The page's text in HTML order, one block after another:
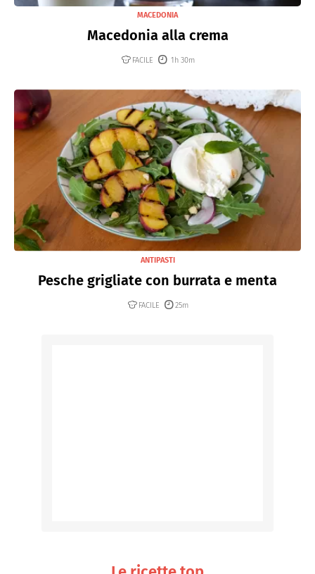
MACEDONIA
Macedonia alla crema
FACILE 1h 30m
ANTIPASTI
Pesche grigliate con burrata e menta
FACILE 25m